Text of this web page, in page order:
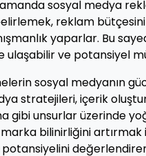
sosyal medya
reklam
yaparlar. Bu
ulaşabilir ve potansiyel
sosyal medyanın
stratejileri, içerik
gibi unsurlar üzerinde
marka bilinirliğini